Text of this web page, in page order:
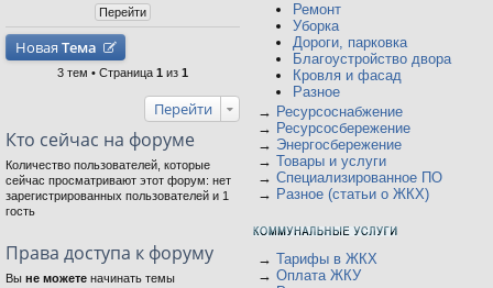
Новая Тема
3 тем • Страница 1 из 1
Перейти
Кто сейчас на форуме
Количество пользователей, которые
сейчас просматривают этот форум: нет
зарегистрированных пользователей и 1
гость
Права доступа к форуму
Вы не можете начинать темы
Ремонт
Уборка
Дороги, парковка
Благоустройство двора
Кровля и фасад
Разное
→ Ресурсоснабжение
→ Ресурсосбережение
→ Энергосбережение
→ Товары и услуги
→ Специализированное ПО
→ Разное (статьи о ЖКХ)
→ Тарифы в ЖКХ
→ Оплата ЖКУ